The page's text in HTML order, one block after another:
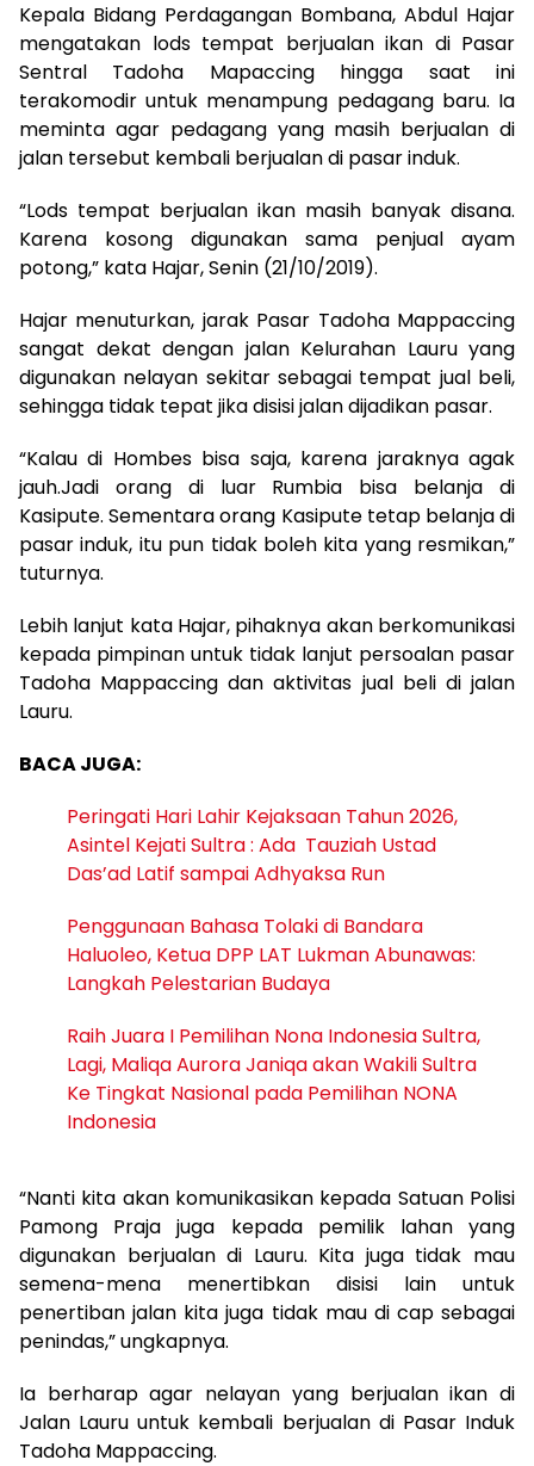
Kepala Bidang Perdagangan Bombana, Abdul Hajar
mengatakan lods tempat berjualan ikan di Pasar
Sentral Tadoha Mapaccing hingga saat ini
terakomodir untuk menampung pedagang baru. Ia
meminta agar pedagang yang masih berjualan di
jalan tersebut kembali berjualan di pasar induk.
“Lods tempat berjualan ikan masih banyak disana.
Karena kosong digunakan sama penjual ayam
potong,” kata Hajar, Senin (21/10/2019).
Hajar menuturkan, jarak Pasar Tadoha Mappaccing
sangat dekat dengan jalan Kelurahan Lauru yang
digunakan nelayan sekitar sebagai tempat jual beli,
sehingga tidak tepat jika disisi jalan dijadikan pasar.
“Kalau di Hombes bisa saja, karena jaraknya agak
jauh.Jadi orang di luar Rumbia bisa belanja di
Kasipute. Sementara orang Kasipute tetap belanja di
pasar induk, itu pun tidak boleh kita yang resmikan,”
tuturnya.
Lebih lanjut kata Hajar, pihaknya akan berkomunikasi
kepada pimpinan untuk tidak lanjut persoalan pasar
Tadoha Mappaccing dan aktivitas jual beli di jalan
Lauru.
BACA JUGA:
Peringati Hari Lahir Kejaksaan Tahun 2026,
Asintel Kejati Sultra : Ada Tauziah Ustad
Das’ad Latif sampai Adhyaksa Run
Penggunaan Bahasa Tolaki di Bandara
Haluoleo, Ketua DPP LAT Lukman Abunawas:
Langkah Pelestarian Budaya
‎Raih Juara I Pemilihan Nona Indonesia Sultra,
Lagi, Maliqa Aurora Janiqa akan Wakili Sultra
Ke Tingkat Nasional pada Pemilihan NONA
Indonesia
“Nanti kita akan komunikasikan kepada Satuan Polisi
Pamong Praja juga kepada pemilik lahan yang
digunakan berjualan di Lauru. Kita juga tidak mau
semena-mena menertibkan disisi lain untuk
penertiban jalan kita juga tidak mau di cap sebagai
penindas,” ungkapnya.
Ia berharap agar nelayan yang berjualan ikan di
Jalan Lauru untuk kembali berjualan di Pasar Induk
Tadoha Mappaccing.